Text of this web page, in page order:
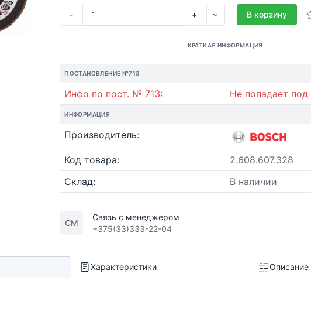
- + В корзину
КРАТКАЯ ИНФОРМАЦИЯ
ПОСТАНОВЛЕНИЕ №713
Инфо по пост. № 713: Не попадает под
ИНФОРМАЦИЯ
Производитель:
Код товара:
2.608.607.328
Склад:
В наличии
СМ
Связь с менеджером
+375(33)333-22-04
Характеристики Описание